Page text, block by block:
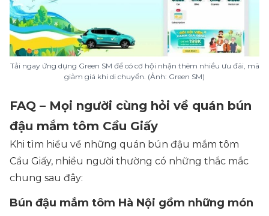
Tải ngay ứng dụng Green SM để có cơ hội nhận thêm nhiều ưu đãi, mã
giảm giá khi di chuyển. (Ảnh: Green SM)
FAQ – Mọi người cùng hỏi về quán bún
đậu mắm tôm Cầu Giấy
Khi tìm hiểu về những quán bún đậu mắm tôm
Cầu Giấy, nhiều người thường có những thắc mắc
chung sau đây:
Bún đậu mắm tôm Hà Nội gồm những món